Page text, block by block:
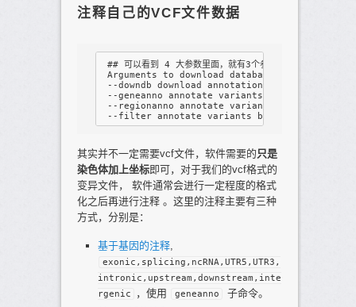
注释自己的VCF文件数据
## 可以看到 4 大参数里面，就有3个参数是注释用的。
Arguments to download databases or perform
--downdb download annotation database
--geneanno annotate variants by gene-based
--regionanno annotate variants by region-
其实并不一定需要vcf文件，软件需要的 只是
染色体加上坐标即可，对于我们的vcf格式的
变异文件， 软件通常会进行一定程度的格式
化之后再进行注释 。这里的注释主要有三种
方式，分别是：
基于基因的注释,
exonic,splicing,ncRNA,UTR5,UTR3,
intronic,upstream,downstream,inte
rgenic
，使用 geneanno
子命令。